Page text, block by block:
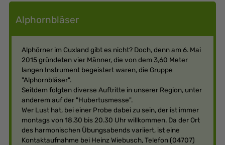
Alphornbläser
Alphörner im Cuxland gibt es nicht? Doch, denn am 6. Mai
2015 gründeten vier Männer, die von dem 3,60 Meter
langen Instrument begeistert waren, die Gruppe
"Alphornbläser".
Seitdem folgten diverse Auftritte in unserer Region, unter
anderem auf der "Hubertusmesse".
Wer Lust hat, bei einer Probe dabei zu sein, der ist immer
montags von 18.30 bis 20.30 Uhr willkommen. Da der Ort
des harmonischen Übungsabends variiert, ist eine
Kontaktaufnahme bei Heinz Wiebusch, Telefon (04707)